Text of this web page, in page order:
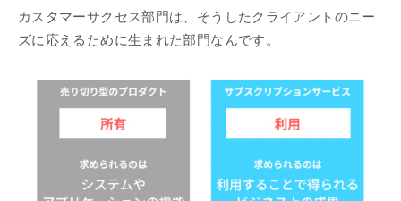
カスタマーサクセス部門は、そうしたクライアントのニー
ズに応えるために生まれた部門なんです。